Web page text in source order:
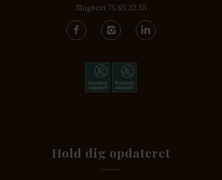
Slagteri 75 85 32 55
Hold dig opdateret